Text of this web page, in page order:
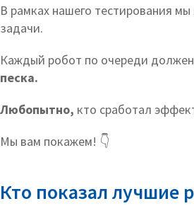
В рамках нашего тестирования
задачи.
Каждый робот по очереди
песка.
Любопытно, кто сработал
Мы вам покажем! 👇
Кто показал лучшие